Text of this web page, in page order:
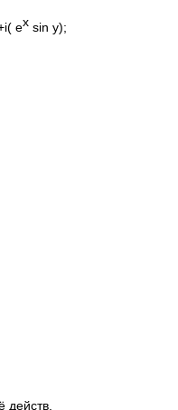
ex sin y);
действ.